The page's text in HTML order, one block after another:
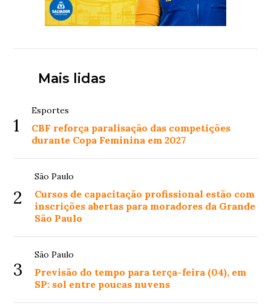
Mais lidas
1
Esportes
CBF reforça paralisação das competições
durante Copa Feminina em 2027
2
São Paulo
Cursos de capacitação profissional estão com
inscrições abertas para moradores da Grande
São Paulo
3
São Paulo
Previsão do tempo para terça-feira (04), em
SP: sol entre poucas nuvens